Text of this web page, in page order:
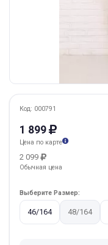
Код: 000791
1 899
Цена по карте
2 099
Обычная цена
Выберите Размер:
46/164 48/164